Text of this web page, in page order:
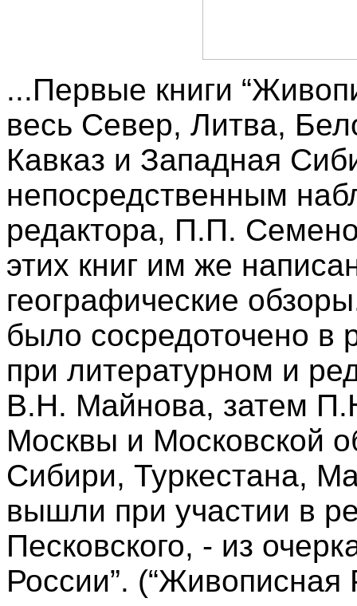
...Первые книги
весь Север, Литва,
Кавказ и Западная
непосредственным
редактора, П.П.
этих книг им же
географические
было сосредоточено в
при литературном и
В.Н. Майнова, затем
Москвы и Московской
Сибири, Туркестана,
вышли при участии в
Песковского, - из
России”.